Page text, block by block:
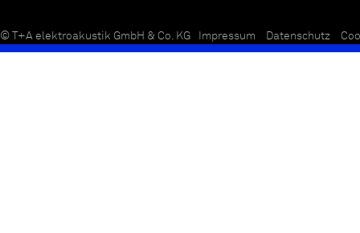
© T+A elektroakustik GmbH & Co. KG Impressum Datenschutz